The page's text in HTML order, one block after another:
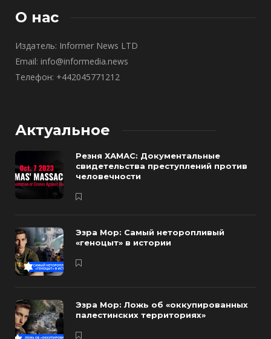
О нас
Издатель: Informer News LTD
Email: info@informedia.news
Телефон: +442045771212
Актуальное
Резня ХАМАС: Документальные
свидетельства преступлений против
человечности
Эзра Мор: Самый неторопливый
«геноцыт» в истории
Эзра Мор: Ложь об «оккупированных
палестинских территориях»